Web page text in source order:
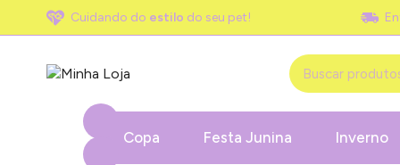
Cuidando do estilo do seu pet!
Copa Festa Junina Inverno